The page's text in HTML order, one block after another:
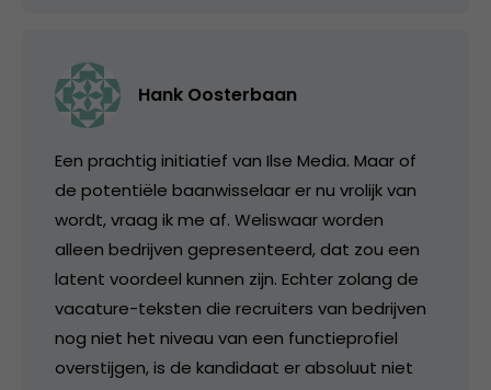
Hank Oosterbaan
Een prachtig initiatief van Ilse Media. Maar of
de potentiële baanwisselaar er nu vrolijk van
wordt, vraag ik me af. Weliswaar worden
alleen bedrijven gepresenteerd, dat zou een
latent voordeel kunnen zijn. Echter zolang de
vacature-teksten die recruiters van bedrijven
nog niet het niveau van een functieprofiel
overstijgen, is de kandidaat er absoluut niet